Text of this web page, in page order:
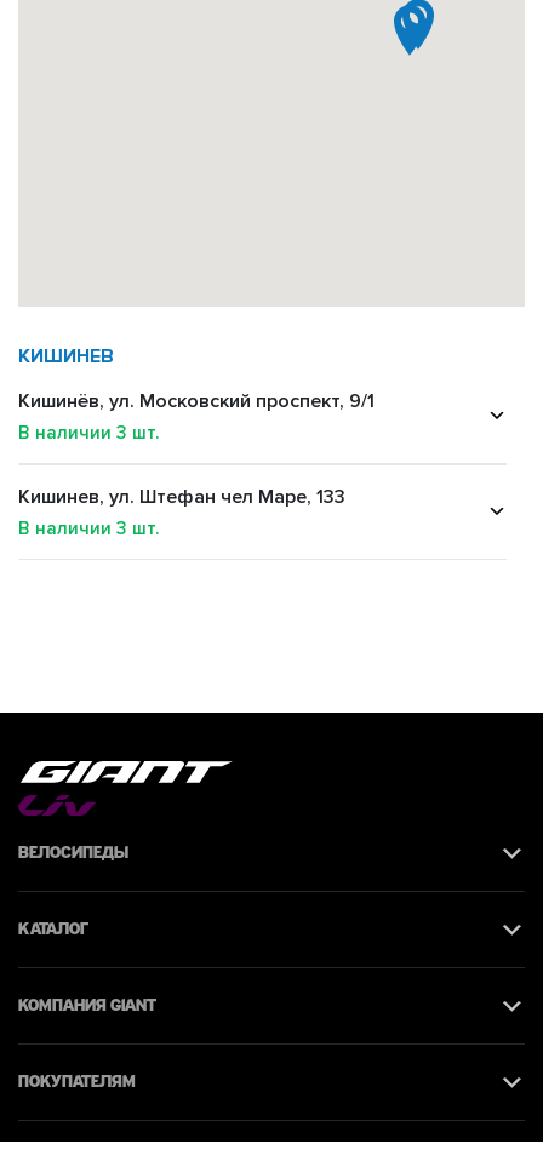
КИШИНЕВ
Кишинёв, ул. Московский проспект, 9/1
В наличии 3 шт.
Кишинев, ул. Штефан чел Маре, 133
В наличии 3 шт.
Велосипеды
Каталог
КОМПАНИЯ giant
Покупателям